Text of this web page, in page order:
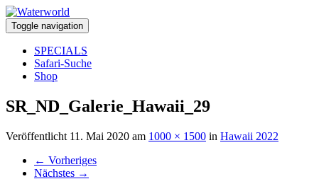
Toggle navigation
SPECIALS
Safari-Suche
Shop
SR_ND_Galerie_Hawaii_29
Veröffentlicht 11. Mai 2020 am 1000 × 1500 in Hawaii 2022
← Vorheriges
Nächstes →